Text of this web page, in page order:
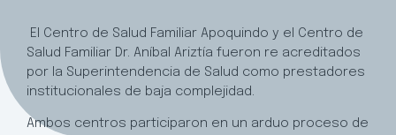
El Centro de Salud Familiar Apoquindo y el Centro de
Salud Familiar Dr. Aníbal Ariztía fueron re acreditados
por la Superintendencia de Salud como prestadores
institucionales de baja complejidad.
Ambos centros participaron en un arduo proceso de